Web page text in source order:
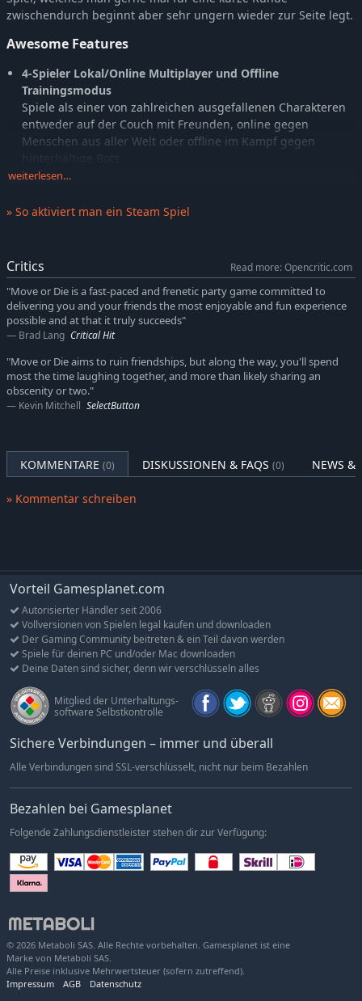
zwischendurch beginnt aber sehr ungern wieder zur Seite legt.
Awesome Features
4-Spieler Lokal/Online Multiplayer und Offline
Trainingsmodus
Spiele als einer von zahlreichen ausgefallenen Charakteren
entweder auf der Couch mit Freunden, online gegen
Menschen aus aller Welt oder offline im Kampf gegen
Wähle aus einer riesigen ständig wachsenden Sammlung
von durchgedrehten Spielmodi, wie Jump Shot, Chainsaw
Geschwindigkeit pur
Move or Die...wortwörtlich. Jede Runde dauert maximal 20
Sekunden, und Stillstehen resultiert in deinem Tod!
Bewegung ist angesagt.
Auflevel-System
Verdiene dir verrückte Skins für deinen Charakter und
schalte neue Spielmodi frei, während du online deine
Arbeite dich die Bestenliste nach oben und verdiene Bonus
EP durch das Abschließen von Herausforderungen und
Missionen, welche sich alle 24 Stunden ändern.
auf die Probe zu stellen.
MOD-freundlich und DRM frei
Erstelle deine eigenen Charaktere, Spielmodi, Mechaniken,
Level, Soundtrack und mehr. Beinhaltet Steam Workshop
Support und einen super einfachen benutzerfreundlichen
Level Editor!
Ausschließlich kostenfreie DLCs
Alles im Spiel kann kostenlos freigeschaltet werden, keine
Herausstechender Grafikstile und ein bombastischer
Soundtrack
Move or Die kombiniert ausgefallene 2D Grafik mit einem
spektakulären Soundtrack von Jacob Lincke. Hört ihn euch
auf Bandcamp an!
Controller und Keyboard Support
Tanzmatte...oder...der Gitarre und den Drums von Guitar
Controller :D
weiterlesen…
» So aktiviert man ein Steam Spiel
Critics
Read more: Opencritic.com
"Move or Die is a fast-paced and frenetic party game committed to
delivering you and your friends the most enjoyable and fun experience
possible and at that it truly succeeds"
Brad Lang Critical Hit
"Move or Die aims to ruin friendships, but along the way, you'll spend
most the time laughing together, and more than likely sharing an
obscenity or two."
Kevin Mitchell SelectButton
KOMMENTARE (0) DISKUSSIONEN & FAQS (0) NEWS &
» Kommentar schreiben
Vorteil Gamesplanet.com
Autorisierter Händler seit 2006
Vollversionen von Spielen legal kaufen und downloaden
Der Gaming Community beitreten & ein Teil davon werden
Spiele für deinen PC und/oder Mac downloaden
Deine Daten sind sicher, denn wir verschlüsseln alles
Mitglied der Unterhaltungs-
software Selbstkontrolle
Sichere Verbindungen – immer und überall
Alle Verbindungen sind SSL-verschlüsselt, nicht nur beim Bezahlen
Bezahlen bei Gamesplanet
Folgende Zahlungsdienstleister stehen dir zur Verfügung:
© 2026 Metaboli SAS. Alle Rechte vorbehalten. Gamesplanet ist eine
Marke von Metaboli SAS.
Alle Preise inklusive Mehrwertsteuer (sofern zutreffend).
Impressum
AGB Datenschutz